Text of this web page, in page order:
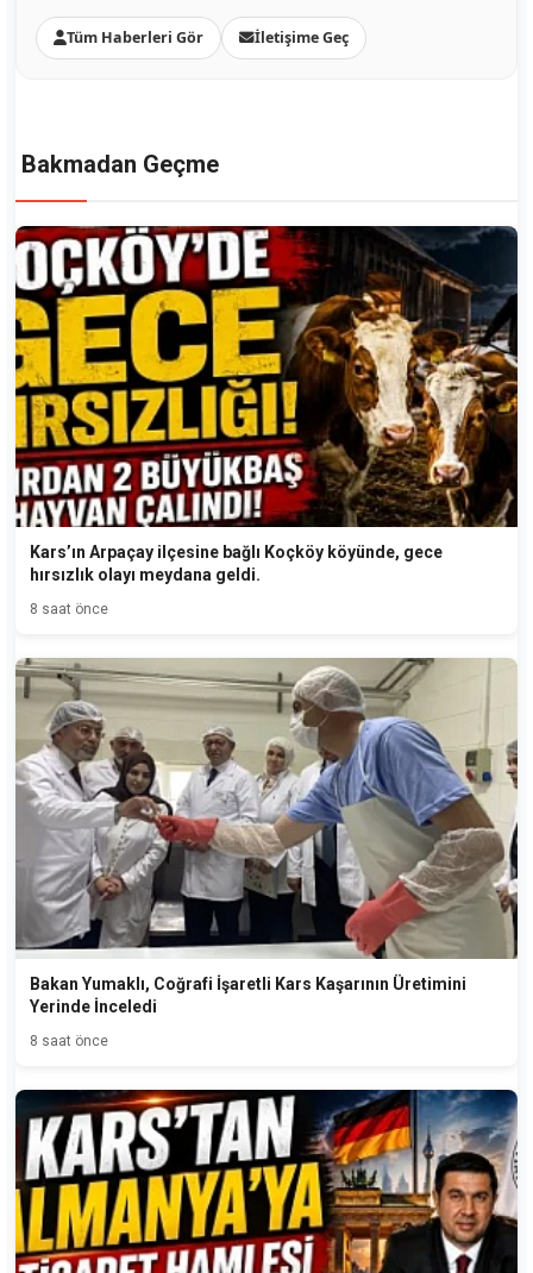
Tüm Haberleri Gör İletişime Geç
Bakmadan Geçme
Kars’ın Arpaçay ilçesine bağlı Koçköy köyünde, gece
hırsızlık olayı meydana geldi.
8 saat önce
Bakan Yumaklı, Coğrafi İşaretli Kars Kaşarının Üretimini
Yerinde İnceledi
8 saat önce